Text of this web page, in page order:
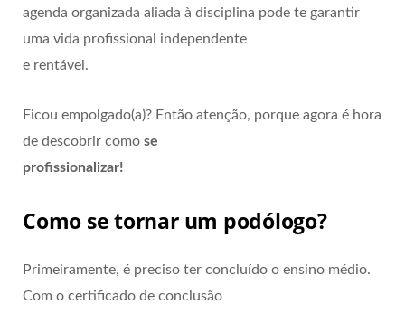
agenda organizada aliada à disciplina pode te garantir
uma vida profissional independente
e rentável.
Ficou empolgado(a)? Então atenção, porque agora é hora
de descobrir como se
profissionalizar!
Como se tornar um podólogo?
Primeiramente, é preciso ter concluído o ensino médio.
Com o certificado de conclusão